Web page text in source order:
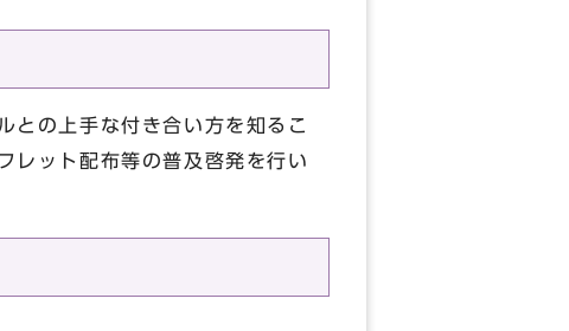
との上手な付き合い方を知るこ
レット配布等の普及啓発を行い